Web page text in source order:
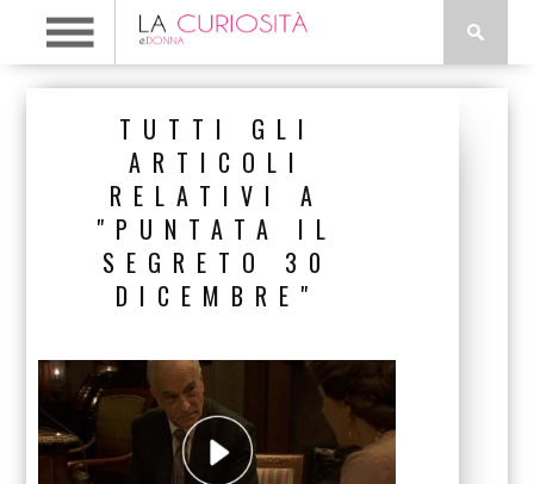
TUTTI GLI
ARTICOLI
RELATIVI A
"PUNTATA IL
SEGRETO 30
DICEMBRE"